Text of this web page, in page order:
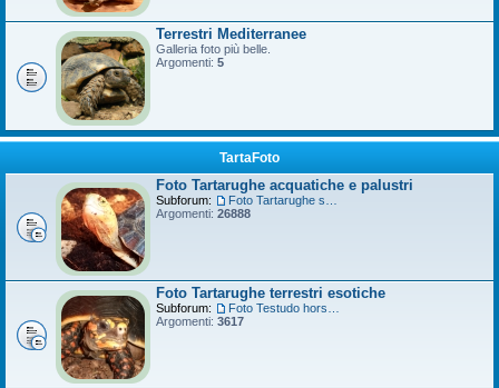
Terrestri Mediterranee
Galleria foto più belle.
Argomenti: 5
TartaFoto
Foto Tartarughe acquatiche e palustri
Subforum:
Argomenti: 26888
Foto Tartarughe terrestri esotiche
Subforum:
Argomenti: 3617